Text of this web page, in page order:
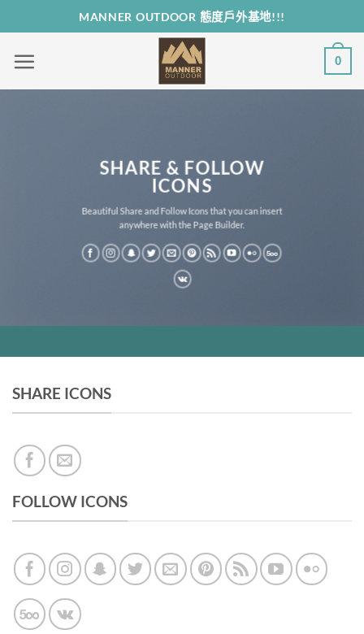
to
content
MANNER OUTDOOR 態度戶外基地!!!
0
SHARE & FOLLOW
ICONS
Beautiful Share and Follow Icons that you can insert
anywhere with the Page Builder.
SHARE ICONS
FOLLOW ICONS